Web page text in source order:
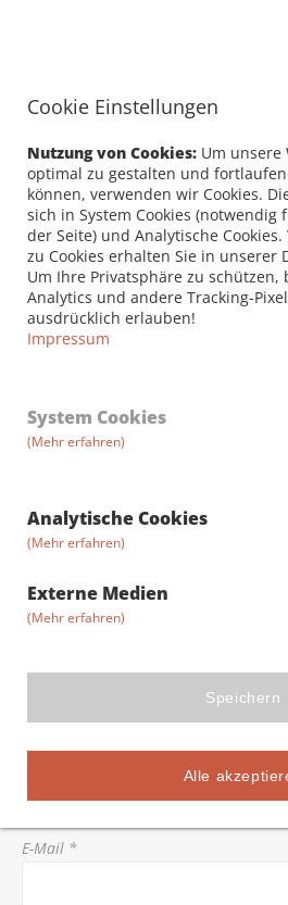
Cookie Einstellungen
Nutzung von Cookies: Um unsere
optimal zu gestalten und
können, verwenden wir Cookies.
sich in System Cookies
der Seite) und Analytische
zu Cookies erhalten Sie in unserer
Um Ihre Privatsphäre zu schützen,
Analytics und andere Tracking-
ausdrücklich erlauben!
Impressum
System Cookies
(Mehr erfahren)
Analytische Cookies
(Mehr erfahren)
Externe Medien
(Mehr erfahren)
Speichern
Alle
Seminarbuchung
PERSÖNLICHE DATEN
Firma
Vorname *
Stadt *
E-Mail *